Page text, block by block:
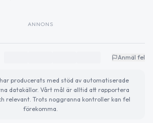
ANNONS
Anmäl fel
producerats med stöd av automatiserade
datakällor. Vårt mål är alltid att rapportera
relevant. Trots noggranna kontroller kan fel
förekomma.